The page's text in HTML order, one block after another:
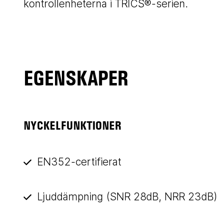
kontrollenheterna i TRICS®-serien.
EGENSKAPER
NYCKELFUNKTIONER
EN352-certifierat
Ljuddämpning (SNR 28dB, NRR 23dB)